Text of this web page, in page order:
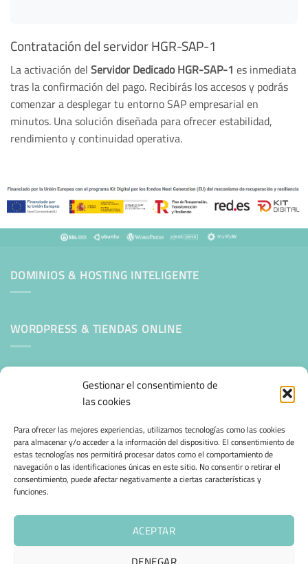
Gestionar el consentimiento de
las cookies
Para ofrecer las mejores experiencias, utilizamos tecnologías como las cookies
para almacenar y/o acceder a la información del dispositivo. El consentimiento de
estas tecnologías nos permitirá procesar datos como el comportamiento de
navegación o las identificaciones únicas en este sitio. No consentir o retirar el
consentimiento, puede afectar negativamente a ciertas características y
funciones.
ACEPTAR
Contratación del servidor HGR-SAP-1
La activación delServidor Dedicado HGR-SAP-1 es inmediata
tras la confirmación del pago. Recibirás los accesos y podrás
comenzar a desplegar tu entorno SAP empresarial en
minutos. Una solución diseñada para ofrecer estabilidad,
rendimiento y continuidad operativa.
DOMINIOS & HOSTING INTELIGENTE
WORDPRESS & TIENDAS ONLINE
Mantenimiento Web WordPress
SEGURIDAD E INFRAESTRUCTURA & CLOUD
CONFIANZA & ESPECIALIZACIÓN